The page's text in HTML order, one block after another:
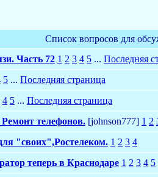
Список вопросов для
Часть 72 1 2 3 4 5 ... Последняя
5 ... Последняя страница
4 5 ... Последняя страница
телефонов. [johnson777] 1 2
"своих",Ростелеком. 1 2 3 4
теперь в Краснодаре 1 2 3 4 5